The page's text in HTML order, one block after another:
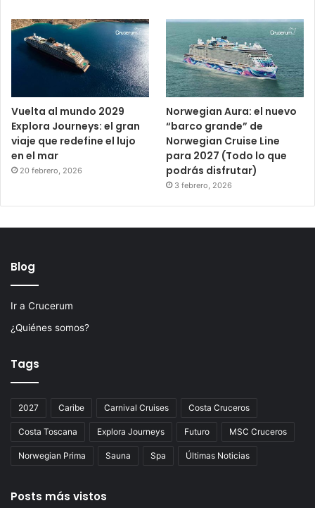
Vuelta al mundo 2029
Explora Journeys: el gran
viaje que redefine el lujo
en el mar
20 febrero, 2026
Norwegian Aura: el nuevo
“barco grande” de
Norwegian Cruise Line
para 2027 (Todo lo que
podrás disfrutar)
3 febrero, 2026
Blog
Ir a Crucerum
¿Quiénes somos?
Tags
2027 Caribe Carnival Cruises Costa Cruceros
Costa Toscana Explora Journeys Futuro MSC Cruceros
Norwegian Prima Sauna Spa Últimas Noticias
Posts más vistos